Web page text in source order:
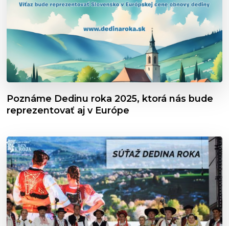
Poznáme Dedinu roka 2025, ktorá nás bude
reprezentovať aj v Európe